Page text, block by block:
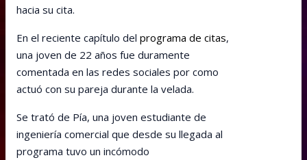
hacia su cita.
En el reciente capítulo del programa de citas,
una joven de 22 años fue duramente
comentada en las redes sociales por como
actuó con su pareja durante la velada.
Se trató de Pía, una joven estudiante de
ingeniería comercial que desde su llegada al
programa tuvo un incómodo